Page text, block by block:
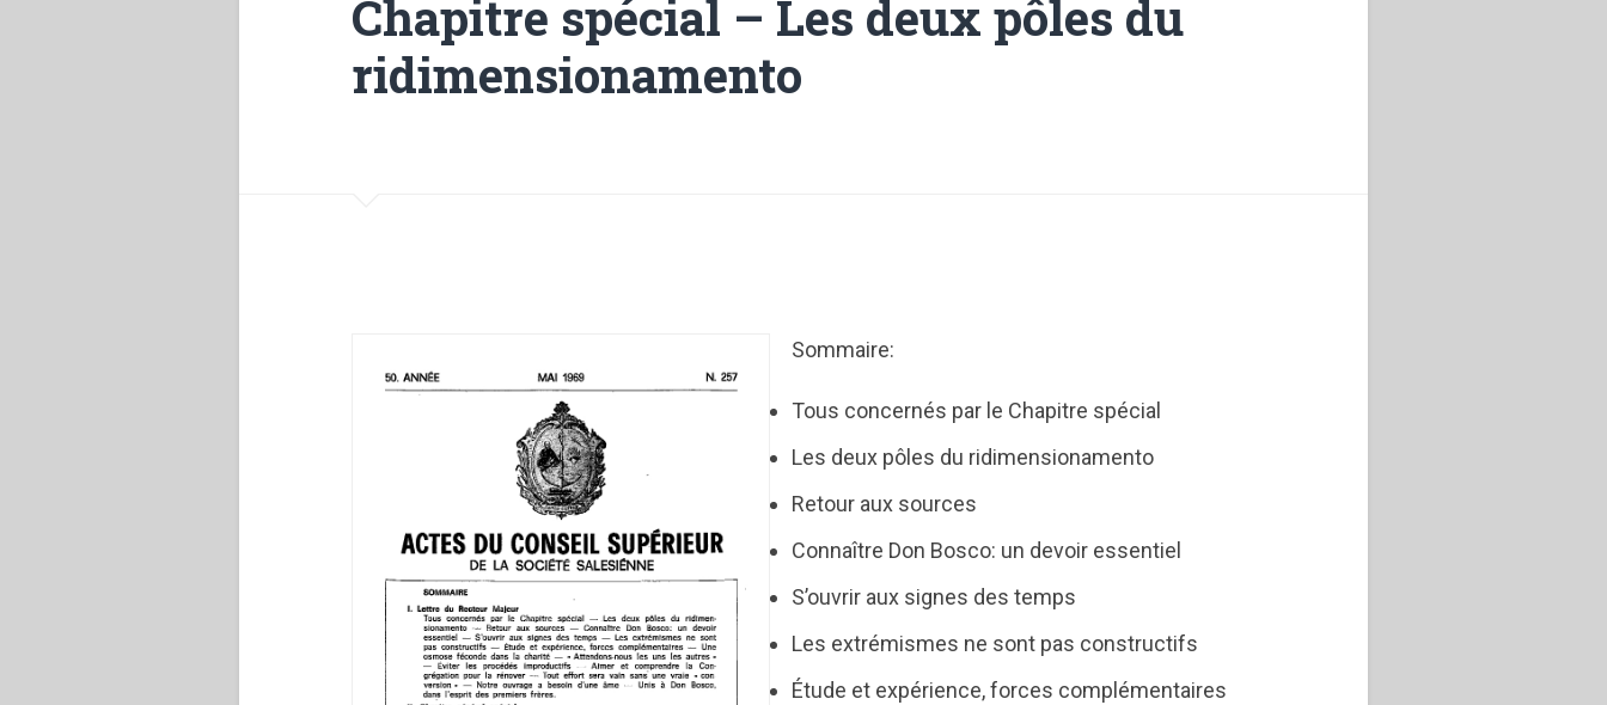
Chapitre spécial – Les deux pôles du
ridimensionamento
Sommaire:
Tous concernés par le Chapitre spécial
Les deux pôles du ridimensionamento
Retour aux sources
Connaître Don Bosco: un devoir essentiel
S’ouvrir aux signes des temps
Les extrémismes ne sont pas constructifs
Étude et expérience, forces complémentaires